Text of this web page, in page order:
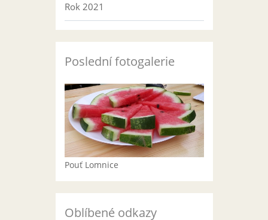
Rok 2021
Poslední fotogalerie
Pouť Lomnice
Oblíbené odkazy